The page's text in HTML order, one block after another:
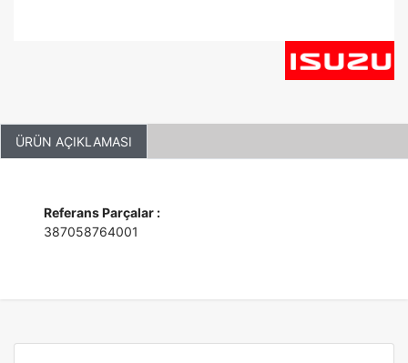
ÜRÜN AÇIKLAMASI
Referans Parçalar :
387058764001